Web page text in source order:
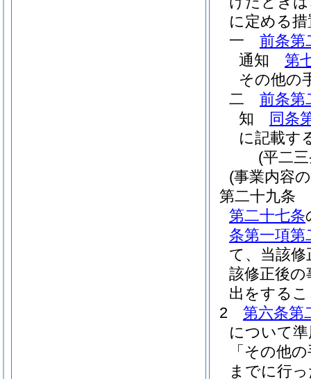
に定める
一
前条第
通知 第
その他の
二
前条第
知
同条
に記載す
(平二
(事業内容
第二十九条
第二十七条
条第一項第
て、当該
該修正後
出をする
2
第六条第
について
「その他
までに行